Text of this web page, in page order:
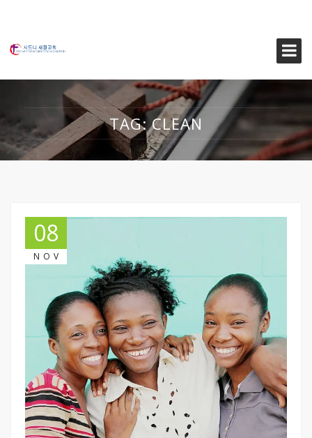
TAG:CLEAN
08
NOV